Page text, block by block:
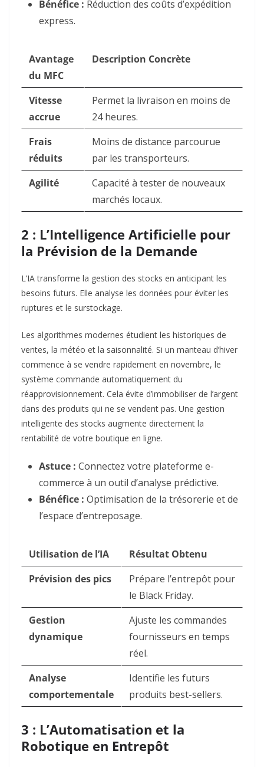
Bénéfice : Réduction des coûts d’expédition
express.
Avantage
du MFC
Description Concrète
Vitesse
accrue
Permet la livraison en moins de
24 heures.
Frais
réduits
Moins de distance parcourue
par les transporteurs.
Agilité
Capacité à tester de nouveaux
marchés locaux.
2 : L’Intelligence Artificielle pour
la Prévision de la Demande
L’IA transforme la gestion des stocks en anticipant les
besoins futurs. Elle analyse les données pour éviter les
ruptures et le surstockage.
Les algorithmes modernes étudient les historiques de
ventes, la météo et la saisonnalité. Si un manteau d’hiver
commence à se vendre rapidement en novembre, le
système commande automatiquement du
réapprovisionnement. Cela évite d’immobiliser de l’argent
dans des produits qui ne se vendent pas. Une gestion
intelligente des stocks augmente directement la
rentabilité de votre boutique en ligne.
Astuce : Connectez votre plateforme e-
commerce à un outil d’analyse prédictive.
Bénéfice : Optimisation de la trésorerie et de
l’espace d’entreposage.
Utilisation de l’IA
Résultat Obtenu
Prévision des pics
Prépare l’entrepôt pour
le Black Friday.
Gestion
dynamique
Ajuste les commandes
fournisseurs en temps
réel.
Analyse
comportementale
Identifie les futurs
produits best-sellers.
3 : L’Automatisation et la
Robotique en Entrepôt